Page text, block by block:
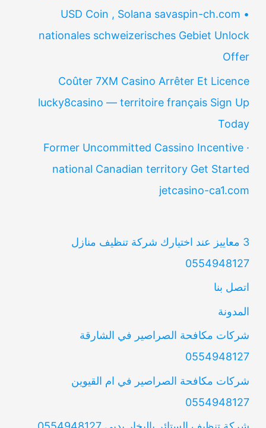
USD Coin , Solana savaspin-ch.com •
nationales schweizerisches Gebiet Unlock
Offer
Coûter 7XM Casino Arrêter Et Licence
lucky8casino — territoire français Sign Up
Today
Former Uncommitted Cassino Incentive ·
national Canadian territory Get Started
jetcasino-ca1.com
3 معاييز عند اختيارك شركة تنظيف منازل
0554948127
اتصل بنا
المدونة
شركات مكافحة الصراصير في الشارقة
0554948127
شركات مكافحة الصراصير في ام القيوين
0554948127